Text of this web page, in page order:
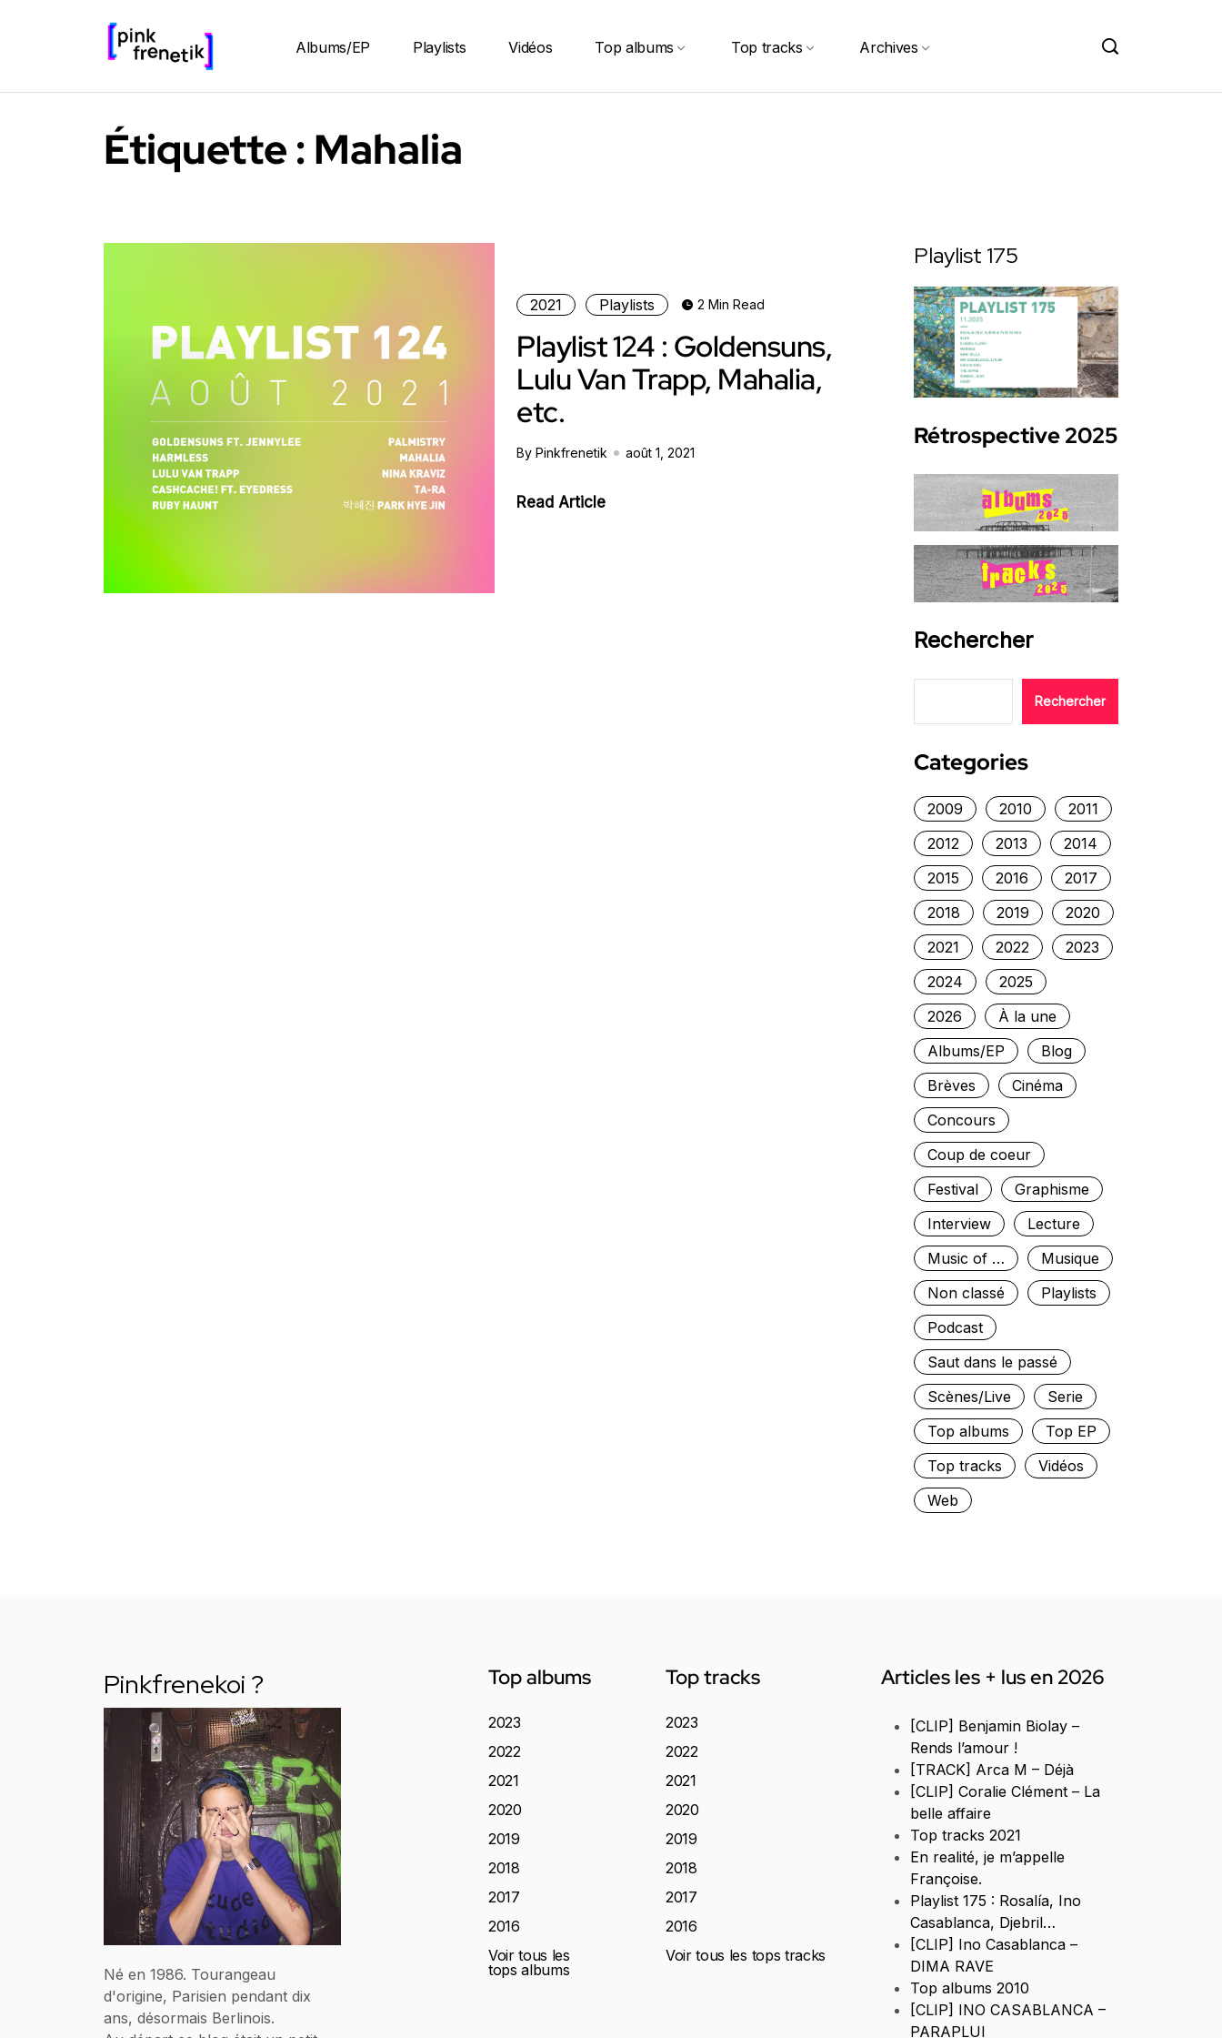
Albums/EP Playlists Vidéos Top albums Top tracks Archives
Étiquette : Mahalia
2021 Playlists 2 Min Read
Playlist 124 : Goldensuns,
Lulu Van Trapp, Mahalia,
etc.
By Pinkfrenetik août 1, 2021
Read Article
Playlist 175
Rétrospective 2025
Rechercher
Rechercher
Categories
2009 2010
2011
2012
2013
2014
2015
2016
2017
2018
2019
2020
2021
2022
2023
2024
2025
2026
À la une
Albums/EP
Blog
Brèves
Cinéma
Concours
Coup de coeur
Festival
Graphisme
Interview
Lecture
Music of …
Musique
Non classé
Playlists
Podcast
Saut dans le passé
Scènes/Live
Serie
Top albums
Top EP
Top tracks
Vidéos
Web
Pinkfrenekoi ?
Né en 1986. Tourangeau
d'origine, Parisien pendant dix
ans, désormais Berlinois.
Top albums
2023
2022
2021
2020
2019
2018
2017
2016
Voir tous les
tops albums
Top tracks
2023
2022
2021
2020
2019
2018
2017
2016
Voir tous les tops tracks
Articles les + lus en 2026
[CLIP] Benjamin Biolay –
Rends l’amour !
[TRACK] Arca M – Déjà
[CLIP] Coralie Clément – La
belle affaire
Top tracks 2021
En realité, je m’appelle
Françoise.
Playlist 175 : Rosalía, Ino
Casablanca, Djebril…
[CLIP] Ino Casablanca –
DIMA RAVE
Top albums 2010
[CLIP] INO CASABLANCA –
PARAPLUI